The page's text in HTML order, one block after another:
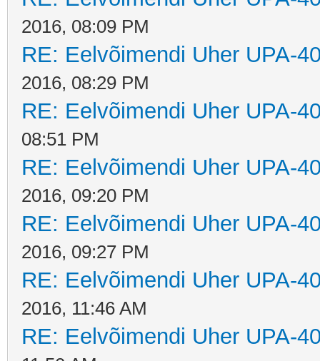
2016, 08:09 PM
RE: Eelvõimendi Uher UPA-
2016, 08:29 PM
RE: Eelvõimendi Uher UPA-
08:51 PM
RE: Eelvõimendi Uher UPA-
2016, 09:20 PM
RE: Eelvõimendi Uher UPA-
2016, 09:27 PM
RE: Eelvõimendi Uher UPA-
2016, 11:46 AM
RE: Eelvõimendi Uher UPA-